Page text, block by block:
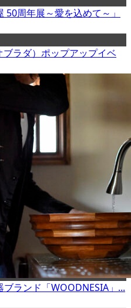
50周年展～愛を込めて～」
ブラダ）ポップアップイベ
ランド「WOODNESIA」...